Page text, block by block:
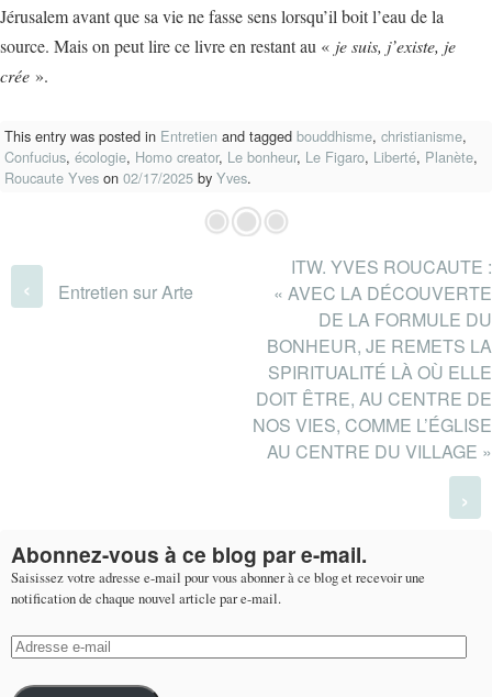
Jérusalem avant que sa vie ne fasse sens lorsqu’il boit l’eau de la
source. Mais on peut lire ce livre en restant au « je suis, j’existe, je
crée ».
This entry was posted in Entretien and tagged bouddhisme, christianisme,
Confucius, écologie, Homo creator, Le bonheur, Le Figaro, Liberté, Planète,
Roucaute Yves on 02/17/2025 by Yves.
Post navigation
‹ Entretien sur Arte
ITW. YVES ROUCAUTE :
« AVEC LA DÉCOUVERTE
DE LA FORMULE DU
BONHEUR, JE REMETS LA
SPIRITUALITÉ LÀ OÙ ELLE
DOIT ÊTRE, AU CENTRE DE
NOS VIES, COMME L’ÉGLISE
AU CENTRE DU VILLAGE »
›
Abonnez-vous à ce blog par e-mail.
Saisissez votre adresse e-mail pour vous abonner à ce blog et recevoir une
notification de chaque nouvel article par e-mail.
Adresse
e-
mail